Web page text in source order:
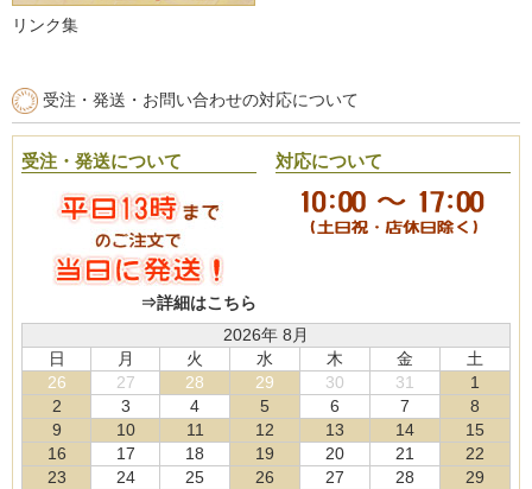
リンク集
受注・発送・お問い合わせの対応について
受注・発送について
⇒詳細はこちら
対応について
2026年 8月
日
月 火 水 木 金
土
26
27 28 29 30 31
1
2
3 4 5 6 7
8
9
10 11 12 13 14
15
16
17 18 19 20 21
22
23
24 25 26 27 28
29